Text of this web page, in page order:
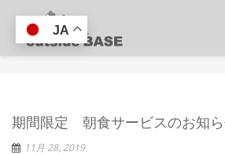
期間限定 朝食サービスのお知ら
11月 28, 2019
JA